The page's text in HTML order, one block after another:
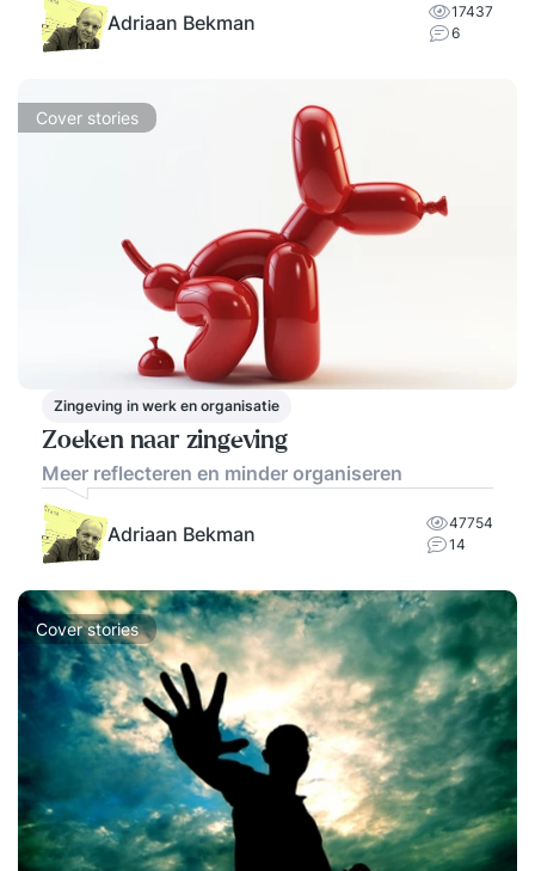
Adriaan Bekman
17437
6
Cover stories
Zingeving in werk en organisatie
Zoeken naar zingeving
Meer reflecteren en minder organiseren
Adriaan Bekman
47754
14
Cover stories